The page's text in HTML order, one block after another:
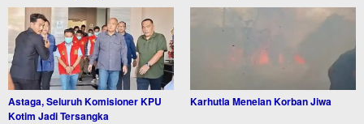
Astaga, Seluruh Komisioner KPU
Kotim Jadi Tersangka
Karhutla Menelan Korban Jiwa